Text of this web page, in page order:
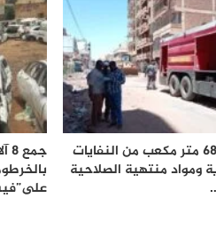
التخلص من 68 متر مكعب من النفايات
ومواد منتهية الصلاحية